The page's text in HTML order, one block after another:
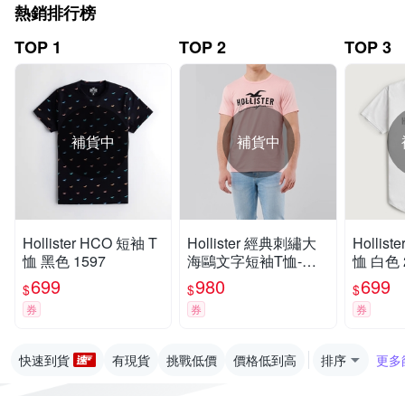
熱銷排行榜
TOP 1
補貨中
Hollister HCO 短袖 T
恤 黑色 1597
$699
券
TOP 2
補貨中
Hollister 經典刺繡大
海鷗文字短袖T恤-粉
橘色
$980
券
TOP 3
恤 白色
$699
券
快速到貨 有現貨 挑戰低價 價格低到高 排序 更多